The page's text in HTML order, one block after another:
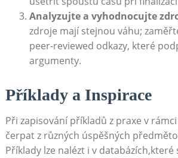
Analyzujte a vyhodnocujte
zdroje mají stejnou váhu;
peer-reviewed odkazy, které
argumenty.
Příklady a Inspirace
Při zapisování příkladů z praxe v
čerpat z různých úspěšných
Příklady lze nalézt i v